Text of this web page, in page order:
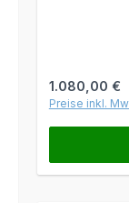
Regulärer
1.080,00 €
Preise inkl.